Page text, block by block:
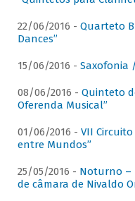
22/06/2016 - Quarteto
Dances”
15/06/2016 - Saxofonia
08/06/2016 - Quinteto
Oferenda Musical”
01/06/2016 - VII Circuito
entre Mundos”
25/05/2016 - Noturno –
de câmara de Nivaldo